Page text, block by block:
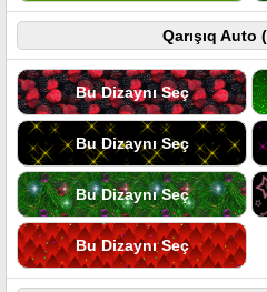
Qarışıq Auto
Bu Dizaynı Seç
Bu Dizaynı Seç
Bu Dizaynı Seç
Bu Dizaynı Seç